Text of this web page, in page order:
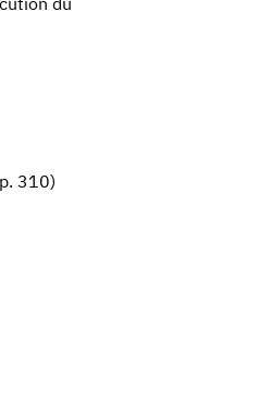
310)